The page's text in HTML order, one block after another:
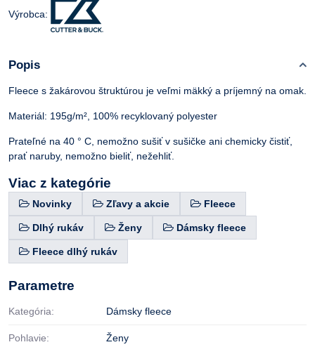
Výrobca:
Popis
Fleece s žakárovou štruktúrou je veľmi mäkký a príjemný na omak.
Materiál: 195g/m², 100% recyklovaný polyester
Prateľné na 40 ° C, nemožno sušiť v sušičke ani chemicky čistiť,
prať naruby, nemožno bieliť, nežehliť.
Viac z kategórie
Novinky Zľavy a akcie Fleece
Dlhý rukáv Ženy Dámsky fleece
Fleece dlhý rukáv
Parametre
Kategória: Dámsky fleece
Pohlavie: Ženy